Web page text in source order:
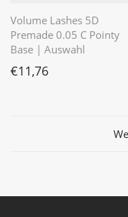
Volume Lashes 5D
Premade 0.05 C Pointy
Base | Auswahl
€11,76